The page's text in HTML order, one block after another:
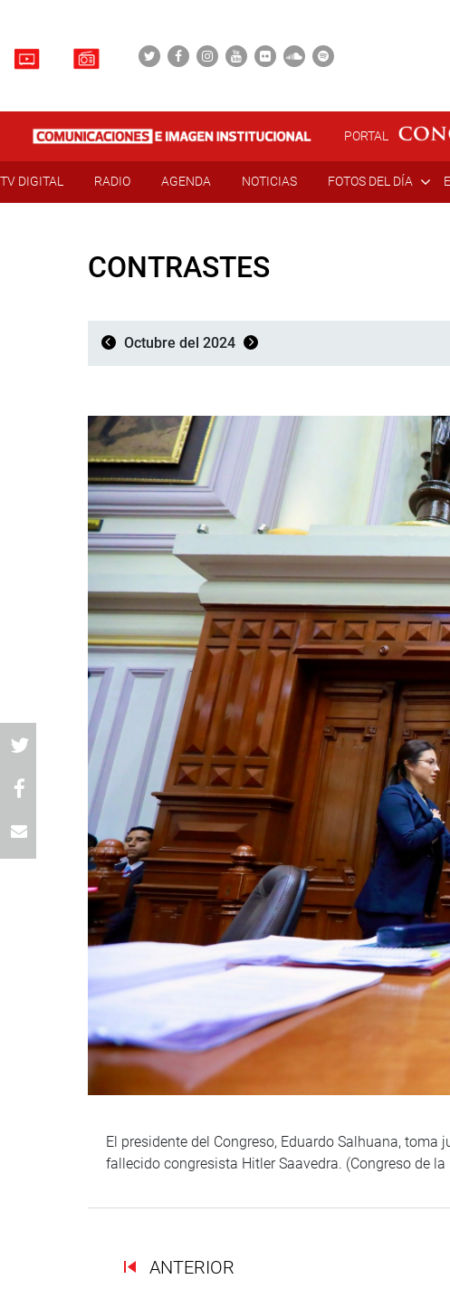
PORTAL
TV DIGITAL RADIO AGENDA NOTICIAS FOTOS DEL DÍA
CONTRASTES
Octubre del 2024
El presidente del Congreso, Eduardo Salhuana,
fallecido congresista Hitler Saavedra. (Congreso de
ANTERIOR